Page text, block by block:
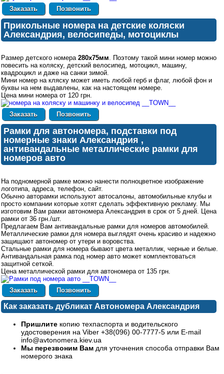
Позвонить
Прикольные номера на детские коляски
Александрия, велосипеды, мотоциклы
Размер детского номера 280х75мм . Поэтому такой мини номер можно
повесить на коляску, детский велосипед, мотоцикл, машину,
квадроцикл и даже на санки зимой.
Мини номер на кляску может иметь любой герб и флаг, любой фон и
буквы на нем выдавлены, как на настоящем номере.
Цена мини номера от 120 грн.
Позвонить
Рамки для автономера, подставки под
номерные знаки Александрия ,
антивандальные металлические рамки для
номеров авто
На подномерной рамке можно нанести полноцветное изображение
логотипа, адреса, телефон, сайт.
Обычно авторамки используют автосалоны, автомобильные клубы и
просто компании которые хотят сделать эффективную рекламу. Мы
изготовим Вам рамки автономера Александрия в срок от 5 дней. Цена
рамки от 36 грн./шт.
Предлагаем Вам антивандальные рамки для номеров автомобилей.
Металлические рамки для номера выглядят очень красиво и надежно
защищают автономер от утери и воровства.
Стальные рамки для номера бывают цвета металлик, черные и белые.
Антивандальная рамка под номер авто может комплектоваться
защитной сеткой.
Цена металлической рамки для автономера от 135 грн.
Позвонить
Как заказать дубликат Автономера Александрия
Пришлите копию техпаспорта и водительского
удостоверения на Viber +38(096) 00-7777-5 или E-mail
info@avtonomera.kiev.ua
Мы перезвоним Вам для уточнения способа отправки Вам
номерого знака